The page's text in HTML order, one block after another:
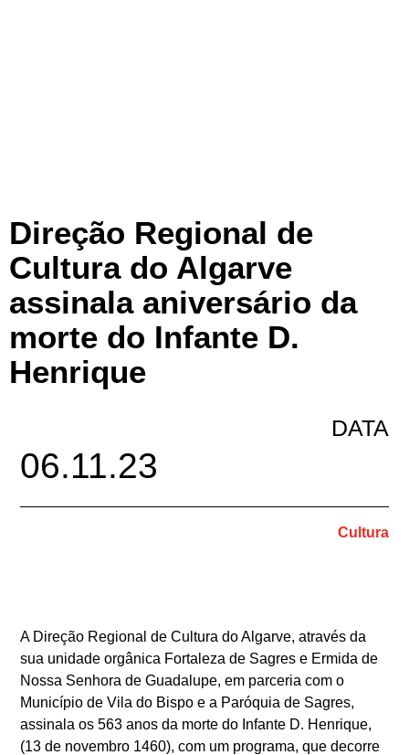
Direção Regional de
Cultura do Algarve
assinala aniversário da
morte do Infante D.
Henrique
DATA
06.11.23
Cultura
A Direção Regional de Cultura do Algarve, através da
sua unidade orgânica Fortaleza de Sagres e Ermida de
Nossa Senhora de Guadalupe, em parceria com o
Município de Vila do Bispo e a Paróquia de Sagres,
assinala os 563 anos da morte do Infante D. Henrique,
(13 de novembro 1460), com um programa, que decorre